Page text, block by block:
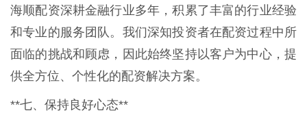
海顺配资深耕金融行业多年，积累了丰富的行业经验
和专业的服务团队。我们深知投资者在配资过程中所
面临的挑战和顾虑，因此始终坚持以客户为中心，提
供全方位、个性化的配资解决方案。
**七、保持良好心态**